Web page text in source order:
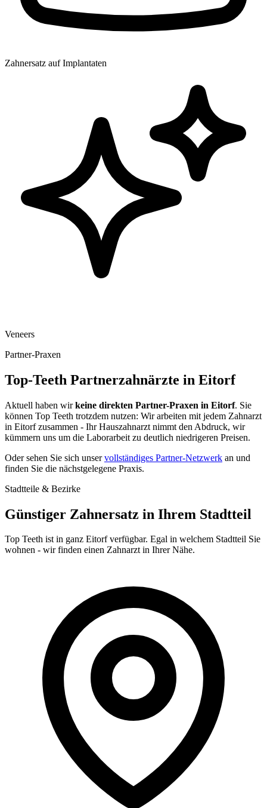
Zahnersatz auf Implantaten
Veneers
Partner-Praxen
Top-Teeth Partnerzahnärzte in Eitorf
Aktuell haben wirkeine direkten Partner-Praxen in Eitorf. Sie
können Top Teeth trotzdem nutzen: Wir arbeiten mit jedem Zahnarzt
in Eitorfzusammen - Ihr Hauszahnarzt nimmt den Abdruck, wir
kümmern uns um die Laborarbeit zu deutlich niedrigeren Preisen.
Oder sehen Sie sich unservollständiges Partner-Netzwerk an und
finden Sie die nächstgelegene Praxis.
Stadtteile & Bezirke
Günstiger Zahnersatz in Ihrem Stadtteil
Top Teeth ist in ganz Eitorfverfügbar. Egal in welchem Stadtteil Sie
wohnen - wir finden einen Zahnarzt in Ihrer Nähe.